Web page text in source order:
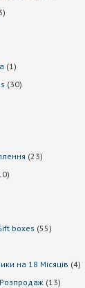
3
1 1
3030
2323
10
boxes 5555
на 18 Місяців 44
1313